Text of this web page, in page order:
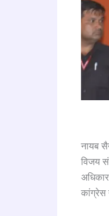
नायब
विजय
कांग्रेस